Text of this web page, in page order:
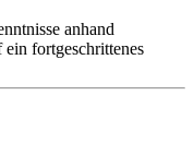
anhand
fortgeschrittenes